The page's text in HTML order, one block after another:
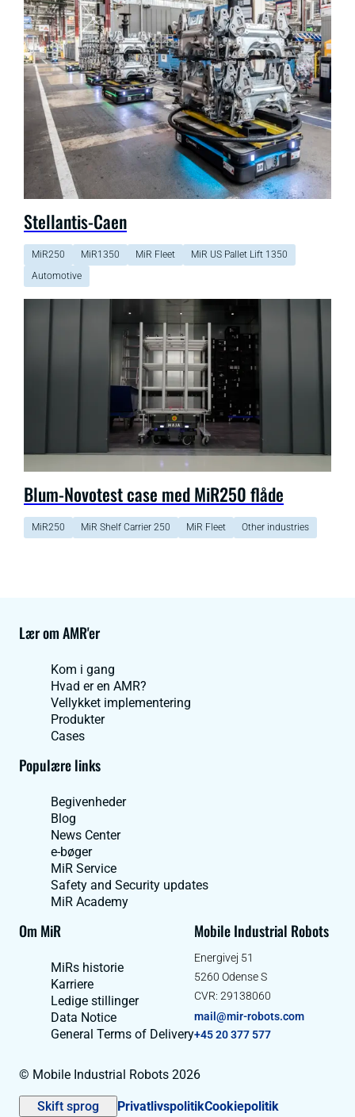
Stellantis-Caen
MiR250 MiR1350 MiR Fleet
MiR US Pallet Lift 1350
Automotive
Blum-Novotest case med MiR250 flåde
MiR250 MiR Shelf Carrier 250 MiR Fleet Other industries
Lær om AMR'er
Kom i gang
Hvad er en AMR?
Vellykket implementering
Produkter
Cases
Populære links
Begivenheder
Blog
News Center
e-bøger
MiR Service
Safety and Security updates
MiR Academy
Om MiR
MiRs historie
Karriere
Ledige stillinger
Data Notice
General Terms of Delivery
Mobile Industrial Robots
Energivej 51
5260 Odense S
CVR: 29138060
mail@mir-robots.com
+45 20 377 577
© Mobile Industrial Robots 2026
Skift sprog PrivatlivspolitikCookiepolitik